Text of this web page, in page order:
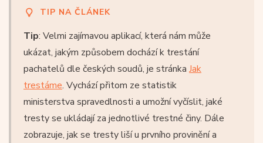
TIP NA ČLÁNEK
Tip: Velmi zajímavou aplikací, která nám může
ukázat, jakým způsobem dochází k trestání
pachatelů dle českých soudů, je stránka Jak
trestáme. Vychází přitom ze statistik
ministerstva spravedlnosti a umožní vyčíslit, jaké
tresty se ukládají za jednotlivé trestné činy. Dále
zobrazuje, jak se tresty liší u prvního provinění a